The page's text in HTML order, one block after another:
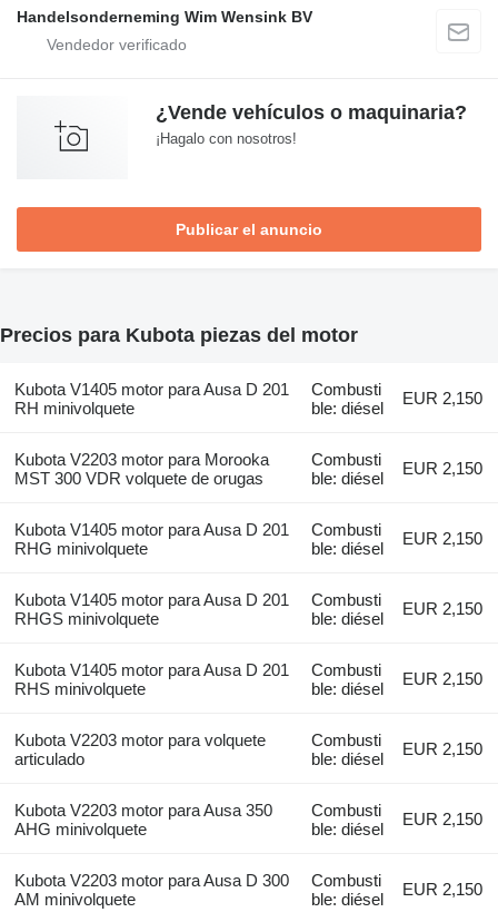
Handelsonderneming Wim Wensink BV
¿Vende vehículos o maquinaria?
¡Hagalo con nosotros!
Publicar el anuncio
Precios para Kubota piezas del motor
Kubota V1405 motor para Ausa D 201
RH minivolquete
Combusti
ble: diésel
EUR 2,150
Kubota V2203 motor para Morooka
MST 300 VDR volquete de orugas
Combusti
ble: diésel
EUR 2,150
Kubota V1405 motor para Ausa D 201
RHG minivolquete
Combusti
ble: diésel
EUR 2,150
Kubota V1405 motor para Ausa D 201
RHGS minivolquete
Combusti
ble: diésel
EUR 2,150
Kubota V1405 motor para Ausa D 201
RHS minivolquete
Combusti
ble: diésel
EUR 2,150
Kubota V2203 motor para volquete
articulado
Combusti
ble: diésel
EUR 2,150
Kubota V2203 motor para Ausa 350
AHG minivolquete
Combusti
ble: diésel
EUR 2,150
Kubota V2203 motor para Ausa D 300
AM minivolquete
Combusti
ble: diésel
EUR 2,150